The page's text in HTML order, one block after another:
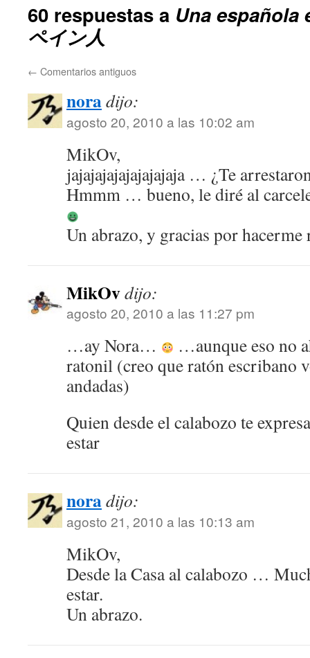
60 respuestas a Una española
ペイン人
← Comentarios antiguos
noradijo:
agosto 20, 2010 a las 10:02 am
MikOv,
jajajajajajajajajaja … ¿Te
Hmmm … bueno, le diré al
Un abrazo, y gracias por hacerme
MikOvdijo:
agosto 20, 2010 a las 11:27 pm
…ay Nora…
…aunque eso no
ratonil (creo que ratón escribano
andadas)
Quien desde el calabozo te
estar
noradijo:
agosto 21, 2010 a las 10:13 am
MikOv,
Desde la Casa al calabozo …
estar.
Un abrazo.